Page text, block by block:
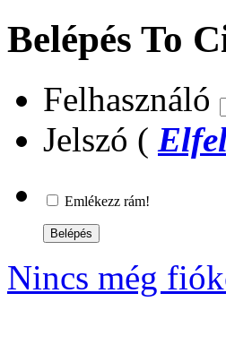
Belépés To
Felhasználó
Jelszó (
Emlékezz rám!
Nincs még